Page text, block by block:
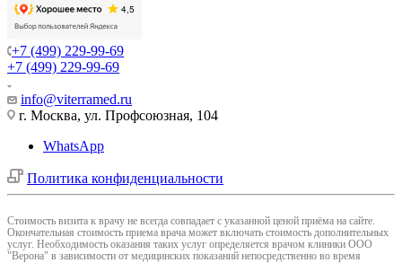
+7 (499) 229-99-69
+7 (499) 229-99-69
info@viterramed.ru
г. Москва, ул. Профсоюзная, 104
WhatsApp
Политика конфиденциальности
Cтоимость визита к врачу не всегда совпадает с указанной ценой приёма на сайте.
Окончательная стоимость приема врача может включать стоимость дополнительных
услуг. Необходимость оказания таких услуг определяется врачом клиники ООО
"Верона" в зависимости от медицинских показаний непосредственно во время